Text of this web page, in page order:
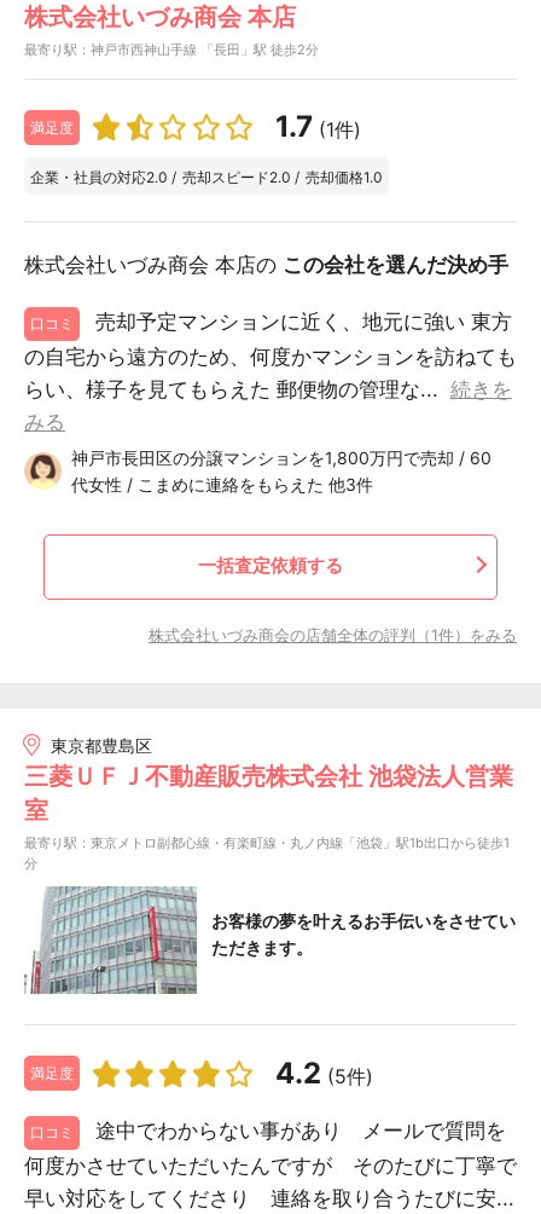
株式会社いづみ商会 本店
最寄り駅：神戸市西神山手線 「長田」駅 徒歩2分
満足度 1.7 (1件)
企業・社員の対応2.0 / 売却スピード2.0 / 売却価格1.0
株式会社いづみ商会 本店の この会社を選んだ決め手
口コミ
売却予定マンションに近く、地元に強い 東方
の自宅から遠方のため、何度かマンションを訪ねても
らい、様子を見てもらえた 郵便物の管理な... 続きを
みる
神戸市長田区の分譲マンションを1,800万円で売却 / 60
代女性 / こまめに連絡をもらえた 他3件
一括査定依頼する
株式会社いづみ商会の店舗全体の評判（1件）をみる
東京都豊島区
三菱ＵＦＪ不動産販売株式会社 池袋法人営業
室
最寄り駅：東京メトロ副都心線・有楽町線・丸ノ内線「池袋」駅1b出口から徒歩1
分
お客様の夢を叶えるお手伝いをさせてい
ただきます。
満足度 4.2 (5件)
口コミ
途中でわからない事があり メールで質問を
何度かさせていただいたんですが そのたびに丁寧で
早い対応をしてくださり 連絡を取り合うたびに安...